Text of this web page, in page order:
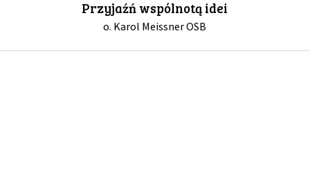
Przyjaźń wspólnotą idei
o. Karol Meissner OSB